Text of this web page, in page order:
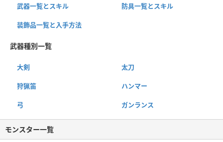
武器一覧とスキル 防具一覧とスキル
装飾品一覧と入手方法
武器種別一覧
大剣 太刀
狩猟笛 ハンマー
弓 ガンランス
モンスター一覧